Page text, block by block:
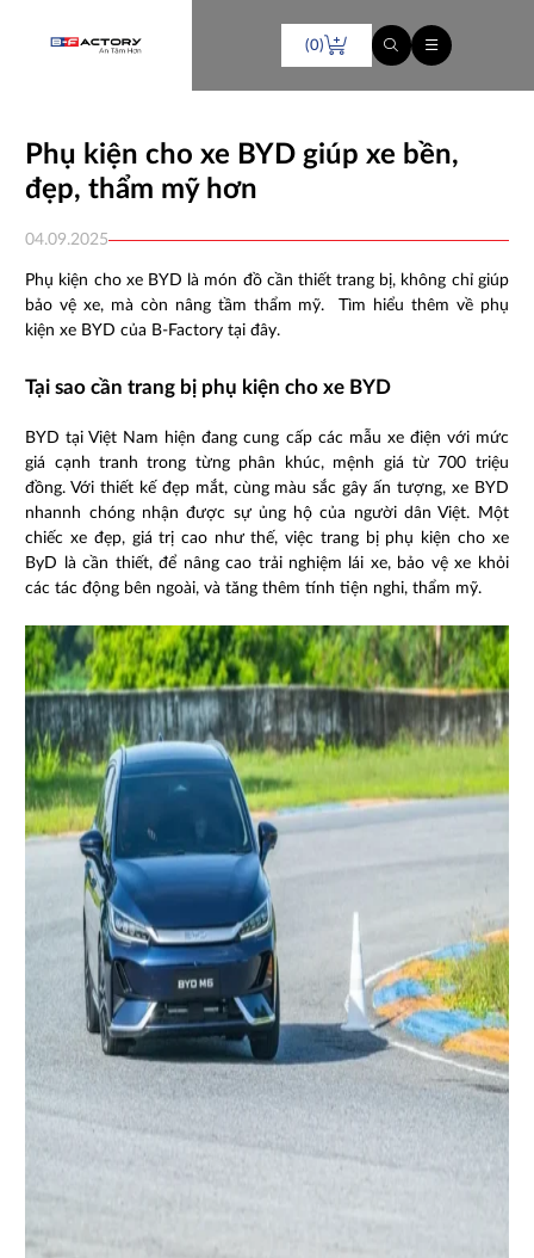
(0)
Phụ kiện cho xe BYD giúp xe bền,
đẹp, thẩm mỹ hơn
04.09.2025
Phụ kiện cho xe BYD là món đồ cần thiết trang bị, không chỉ giúp
bảo vệ xe, mà còn nâng tầm thẩm mỹ. Tìm hiểu thêm về phụ
kiện xe BYD của B-Factory tại đây.
Tại sao cần trang bị phụ kiện cho xe BYD
BYD tại Việt Nam hiện đang cung cấp các mẫu xe điện với mức
giá cạnh tranh trong từng phân khúc, mệnh giá từ 700 triệu
đồng. Với thiết kế đẹp mắt, cùng màu sắc gây ấn tượng, xe BYD
nhannh chóng nhận được sự ủng hộ của người dân Việt. Một
chiếc xe đẹp, giá trị cao như thế, việc trang bị phụ kiện cho xe
ByD là cần thiết, để nâng cao trải nghiệm lái xe, bảo vệ xe khỏi
các tác động bên ngoài, và tăng thêm tính tiện nghi, thẩm mỹ.